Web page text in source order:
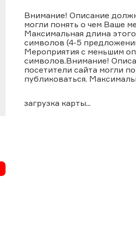
Внимание! Описание
могли понять о чем Ваше
Максимальная длина
символов (4-5
Мероприятия с меньшим
символов.Внимание!
посетители сайта могли
публиковаться.
загрузка карты...